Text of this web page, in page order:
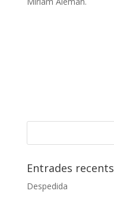
Entrades recents
Despedida